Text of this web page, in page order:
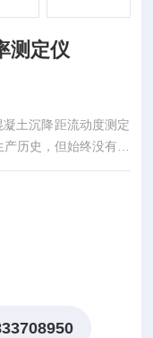
测定仪
土沉降距流动度测定
历史，但始终没有泡
内泡沫混凝土的试验
的泡沫混凝土试验检
、制浆机、稠度仪等